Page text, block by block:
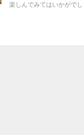
楽しんでみてはいかがでし